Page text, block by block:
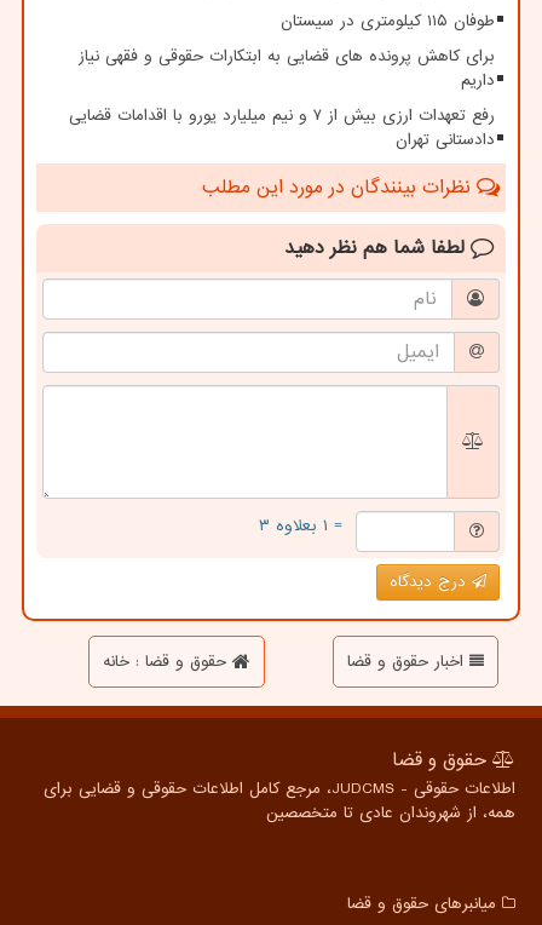
طوفان ۱۱۵ کیلومتری در سیستان
برای کاهش پرونده های قضایی به ابتکارات حقوقی و فقهی نیاز
داریم
رفع تعهدات ارزی بیش از ۷ و نیم میلیارد یورو با اقدامات قضایی
دادستانی تهران
نظرات بینندگان در مورد این مطلب
لطفا شما هم نظر دهید
= ۱ بعلاوه ۳
درج دیدگاه
اخبار حقوق و قضا حقوق و قضا : خانه
حقوق و قضا
اطلاعات حقوقی - JUDCMS، مرجع کامل اطلاعات حقوقی و قضایی برای
همه، از شهروندان عادی تا متخصصین
میانبرهای حقوق و قضا